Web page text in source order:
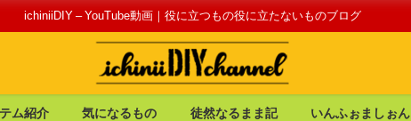
ichiniiDIY – YouTube動画｜役に立つもの役に立たないものブログ
ム紹介 気になるもの 徒然なるまま記 いんふぉましぉん